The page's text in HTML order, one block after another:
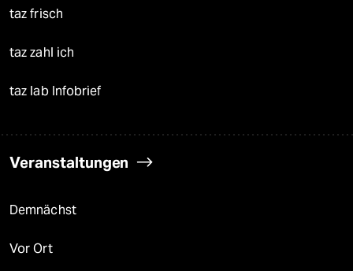
taz frisch
taz zahl ich
taz lab Infobrief
Veranstaltungen
Demnächst
Vor Ort